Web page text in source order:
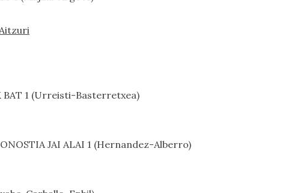
BAT 1 (Urreisti-Basterretxea)
JAI ALAI 1 (Hernandez-Alberro)